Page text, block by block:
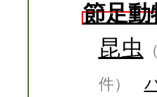
節足動
昆虫
件）